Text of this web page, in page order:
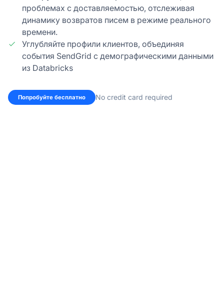
проблемах с доставляемостью, отслеживая
динамику возвратов писем в режиме реального
времени.
Углубляйте профили клиентов, объединяя
события SendGrid с демографическими данными
из Databricks
Попробуйте бесплатно No credit card required